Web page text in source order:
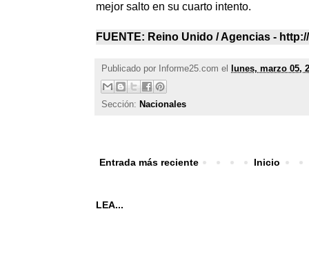
mejor salto en su cuarto intento.
FUENTE: Reino Unido / Agencias -
Publicado por Informe25.com el lunes, marzo 05,
Sección: Nacionales
Entrada más reciente Inicio
LEA...